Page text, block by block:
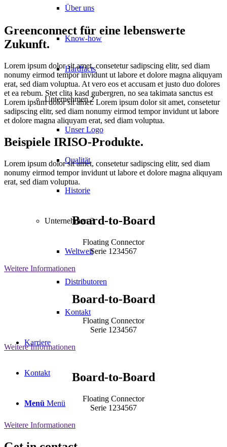
Über uns
Know-how
Hardfacts
Unternehmen 2
Unser Logo
Qualität
Historie
Unternehmen 3
Weltweit
Distributoren
Kontakt
Karriere
Kontakt
Menü Menü
Greenconnect für eine lebenswerte
Zukunft.
Lorem ipsum dolor sit amet, consetetur sadipscing elitr, sed diam
nonumy eirmod tempor invidunt ut labore et dolore magna aliquyam
erat, sed diam voluptua. At vero eos et accusam et justo duo dolores
et ea rebum. Stet clita kasd gubergren, no sea takimata sanctus est
Lorem ipsum dolor sit amet. Lorem ipsum dolor sit amet, consetetur
sadipscing elitr, sed diam nonumy eirmod tempor invidunt ut labore
et dolore magna aliquyam erat, sed diam voluptua.
Beispiele IRISO-Produkte.
Lorem ipsum dolor sit amet, consetetur sadipscing elitr, sed diam
nonumy eirmod tempor invidunt ut labore et dolore magna aliquyam
erat, sed diam voluptua.
Board-to-Board
Floating Connector
Serie 1234567
Weitere Informationen
Board-to-Board
Floating Connector
Serie 1234567
Weitere Informationen
Board-to-Board
Floating Connector
Serie 1234567
Weitere Informationen